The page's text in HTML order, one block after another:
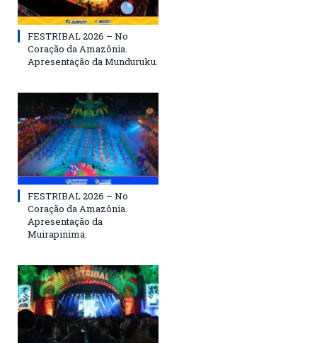
FESTRIBAL 2026 – No
Coração da Amazônia.
Apresentação da Munduruku.
FESTRIBAL 2026 – No
Coração da Amazônia.
Apresentação da
Muirapinima.